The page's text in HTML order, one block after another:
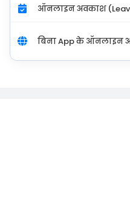
ऑनलाइन अवकाश
बिना App के ऑनलाइन